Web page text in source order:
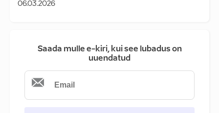
06.03.2026
Saada mulle e-kiri, kui see lubadus on
uuendatud